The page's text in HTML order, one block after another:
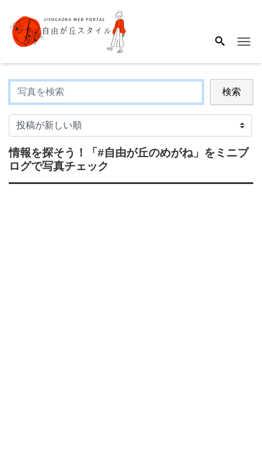
検索
情報を探そう！ 「#自由が丘のめがね」 をミニブ
ログで写真チェック